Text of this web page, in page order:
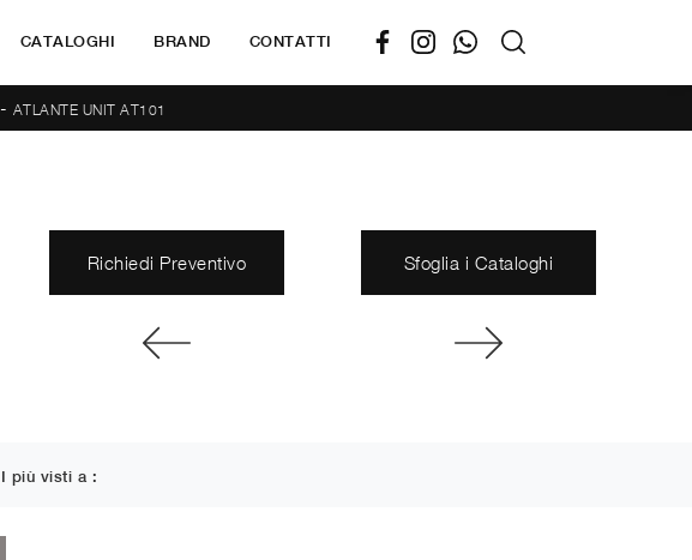
CATALOGHI BRAND CONTATTI
- ATLANTE UNIT AT101
Richiedi Preventivo Sfoglia i Cataloghi
I più visti a :